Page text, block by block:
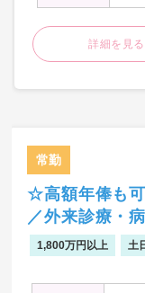
→入
議・
詳細を見る
常勤
☆高額年俸も
／外来診療・
1,800万円以上 土